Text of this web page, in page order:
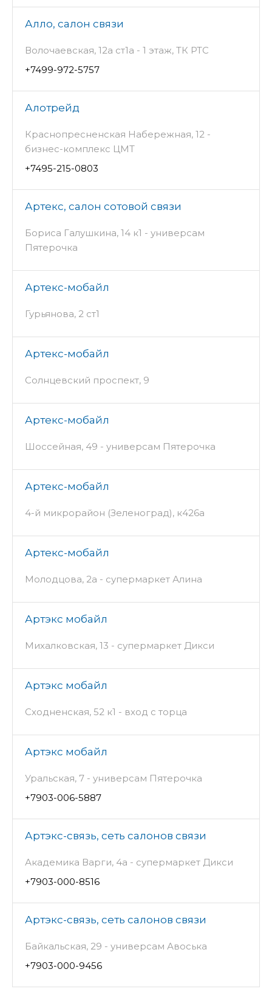
Алло, салон связи
Волочаевская, 12а ст1а - 1 этаж, ТК РТС
+7499-972-5757
Алотрейд
Краснопресненская Набережная, 12 -
бизнес-комплекс ЦМТ
+7495-215-0803
Артекс, салон сотовой связи
Бориса Галушкина, 14 к1 - универсам
Пятерочка
Артекс-мобайл
Гурьянова, 2 ст1
Артекс-мобайл
Солнцевский проспект, 9
Артекс-мобайл
Шоссейная, 49 - универсам Пятерочка
Артекс-мобайл
4-й микрорайон (Зеленоград), к426а
Артекс-мобайл
Молодцова, 2а - супермаркет Алина
Артэкс мобайл
Михалковская, 13 - супермаркет Дикси
Артэкс мобайл
Сходненская, 52 к1 - вход с торца
Артэкс мобайл
Уральская, 7 - универсам Пятерочка
+7903-006-5887
Артэкс-связь, сеть салонов связи
Академика Варги, 4а - супермаркет Дикси
+7903-000-8516
Артэкс-связь, сеть салонов связи
Байкальская, 29 - универсам Авоська
+7903-000-9456